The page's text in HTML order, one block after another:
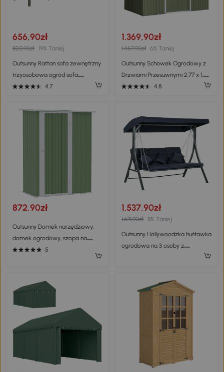
656,90zł
820,90zł 19% Taniej
Outsunny Rattan sofa zewnętrzny
trzyosobowa ogród sofa
wypoczynkowa z poduszkami
4.7
1.369,90zł
1.457,90zł 6% Taniej
Outsunny Schowek Ogrodowy z
Drzwiami Przesuwnymi 2,77 x 1,95
x 1,92m Metal Jasnozielony
4.8
872,90zł
Outsunny Domek narzędziowy,
domek ogrodowy, szopa na
narzędzia z drzwiami,
zewnętrzna, stal, zielony, 142 x 84
5
1.537,90zł
1.671,90zł 8% Taniej
Outsunny Hollywoodzka huśtawka
ogrodowa na 3 osoby z
regulowanym dachem Texteline